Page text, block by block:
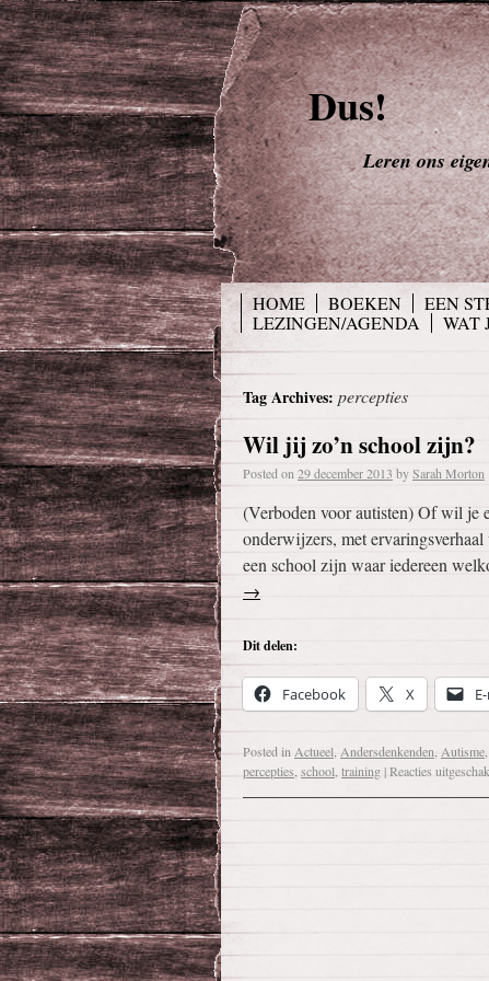
Dus!
Leren ons
HOME BOEKEN EEN
LEZINGEN/AGENDA
WAT
Tag Archives: percepties
Wil jij zo’n school zijn?
Posted on 29 december 2013 bySarah Morton
(Verboden voor autisten) Of wil je
onderwijzers, met
een school zijn waar iedereen
→
Dit delen:
Facebook X
Posted in Actueel Andersdenkenden Autisme
percepties school training|Reacties